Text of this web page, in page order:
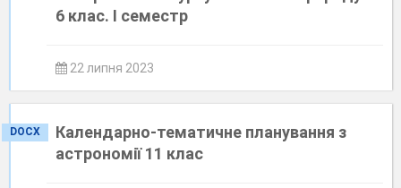
6 клас. І семестр
22 липня 2023
DOCX
Календарно-тематичне планування з
астрономії 11 клас